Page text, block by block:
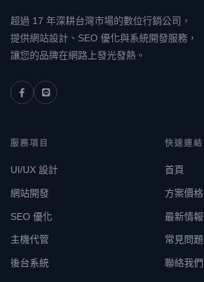
超過 17 年深耕台灣市場的數位行銷公司，
提供網站設計、SEO 優化與系統開發服務，
讓您的品牌在網路上發光發熱。
服務項目
UI/UX 設計
網站開發
SEO 優化
主機代管
後台系統
快速連結
首頁
方案價格
最新情報
常見問題
聯絡我們